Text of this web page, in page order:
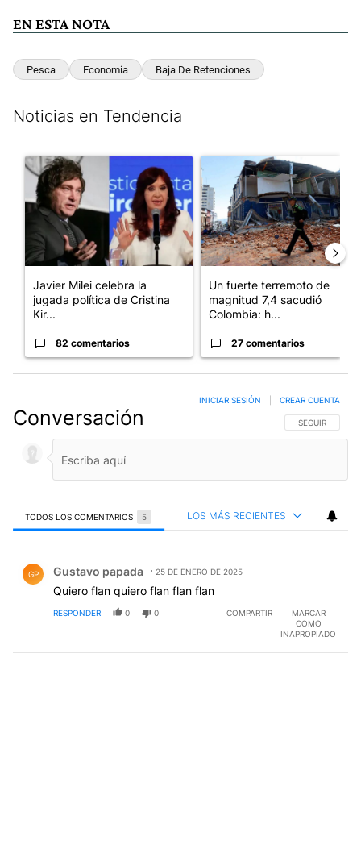
EN ESTA NOTA
Pesca Economia Baja De Retenciones
Noticias en Tendencia
Un artículo de tendencia con el título "Javier Milei celebra la
Javier Milei celebra la
jugada política de Cristina
Kir...
82 comentarios
Un artículo de tendencia con
Un fuerte terremoto de
magnitud 7,4 sacudió
Colombia: h...
27 comentarios
Conversación SIGA ESTA
SEGUIR
INICIAR SESIÓN CREAR CUENTA
TODOS LOS COMENTARIOS 5 LOS MÁS RECIENTES
GP Gustavo papada 25 DE ENERO DE 2025
Quiero flan quiero flan flan flan
RESPONDER 0 0 COMPARTIR
MARCAR
COMO
INAPROPIADO